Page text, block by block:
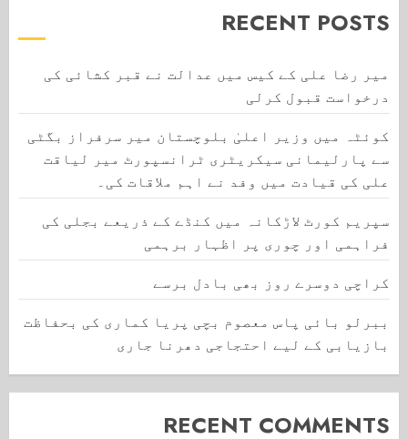
RECENT POSTS
میر رضا علی کے کیس میں عدالت نے قبر کشائی کی
درخواست قبول کرلی
کوئٹہ میں وزیر اعلیٰ بلوچستان میر سرفراز بگٹی
سے پارلیمانی سیکریٹری ٹرانسپورٹ میر لیاقت
علی کی قیادت میں وفد نے اہم ملاقات کی۔
سپریم کورٹ لاڑکانہ میں کنڈے کے ذریعے بجلی کی
فراہمی اور چوری پر اظہار برہمی
کراچی دوسرے روز بھی بادل برسے
ببرلو بائی پاس معصوم بچی پریا کماری کی بحفاظت
بازیابی کے لیے احتجاجی دھرنا جاری
RECENT COMMENTS